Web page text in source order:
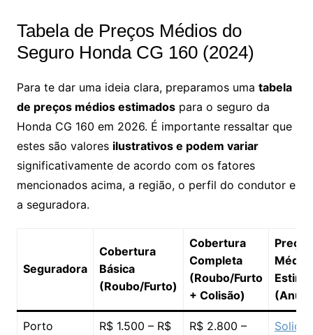
Tabela de Preços Médios do
Seguro Honda CG 160 (2024)
Para te dar uma ideia clara, preparamos uma tabela
de preços médios estimadospara o seguro da
Honda CG 160 em 2026. É importante ressaltar que
estes são valores ilustrativos e podem variar
significativamente de acordo com os fatores
mencionados acima, a região, o perfil do condutor e
a seguradora.
Seguradora
Cobertura
Básica
(Roubo/Furto)
Cobertura
Completa
(Roubo/Furto
+ Colisão)
Preço
Médio
Porto
R$ 1.500 – R$
R$ 2.800 –